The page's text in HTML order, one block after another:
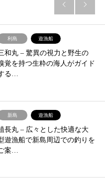
 
利島 遊漁船
和丸 – ​驚異の視力と野生の
覚を持つ生粋の海人がガイド
る…
新島 遊漁船
長丸 – ​広々とした快適な大
遊漁船で新島周辺での釣りを
案…